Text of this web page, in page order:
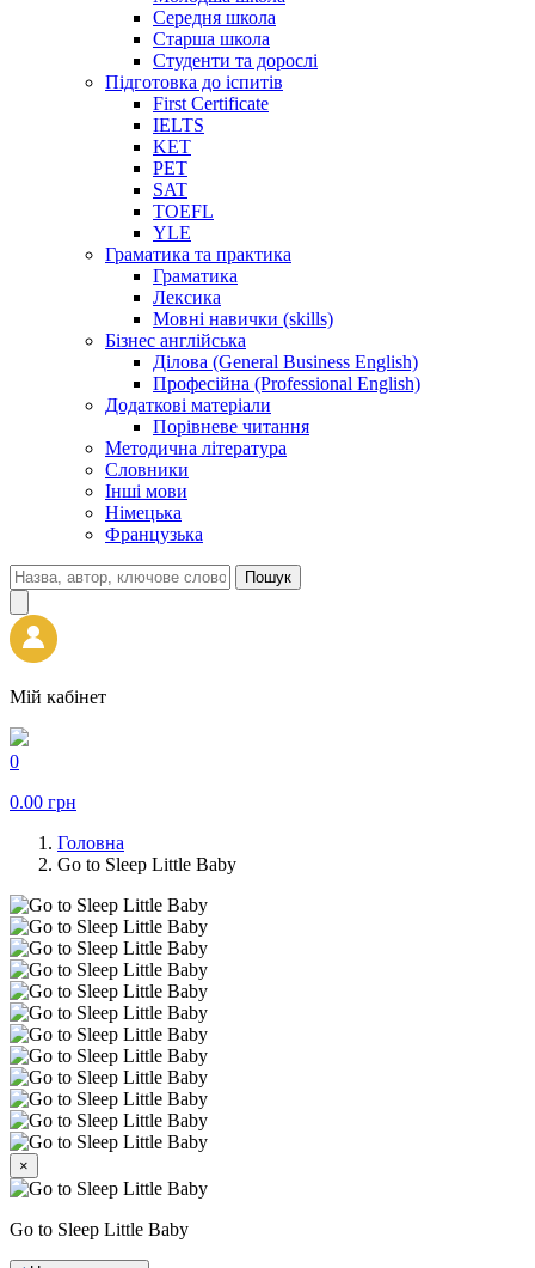
Середня школа
Старша школа
Студенти та дорослі
Підготовка до іспитів
First Certificate
IELTS
KET
PET
SAT
TOEFL
YLE
Граматика та практика
Граматика
Лексика
Мовні навички (skills)
Бізнес англійська
Ділова (General Business English)
Професійна (Professional English)
Додаткові матеріали
Порівневе читання
Методична література
Словники
Інші мови
Німецька
Французька
Пошук
Мій кабінет
0
0.00 грн
Головна
Go to Sleep Little Baby
×
Go to Sleep Little Baby